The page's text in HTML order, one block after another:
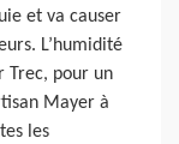
et va causer
L’humidité
Trec, pour un
Mayer à
les